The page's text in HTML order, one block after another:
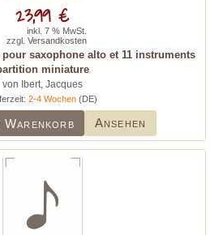
saxophone alto et 11 instruments
miniature
von Ibert, Jacques
2-4 Wochen(DE)
Warenkorb Ansehen
23,99 €
inkl. 7 % MwSt.
zzgl. Versandkosten